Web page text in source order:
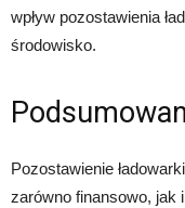
wpływ pozostawienia
środowisko.
Pozostawienie
zarówno finansowo, jak